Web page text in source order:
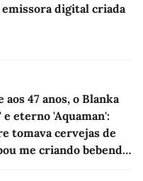
digital criada
aos 47 anos, o Blanka
eterno 'Aquaman':
tomava cervejas de
me criando bebendo